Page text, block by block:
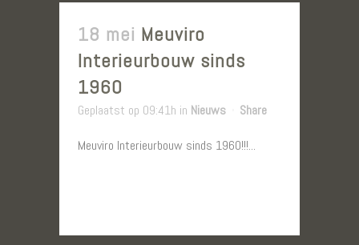
18 mei Meuviro
Interieurbouw sinds
1960
Geplaatst op 09:41h in Nieuws Share
Meuviro Interieurbouw sinds 1960!!!...